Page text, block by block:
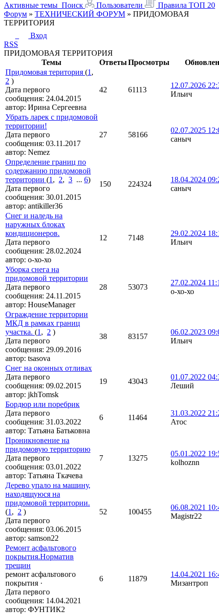
Активные темы Поиск Пользователи Правила ТОП 20
Форум » ТЕХНИЧЕСКИЙ ФОРУМ » ПРИДОМОВАЯ
ТЕРРИТОРИЯ
Вход
RSS
ПРИДОМОВАЯ ТЕРРИТОРИЯ
Темы
ОтветыПросмотры
Придомовая територия (1 ,
2 )
Дата первого
сообщения: 24.04.2015
автор: Ирина Сергеевна
42 61113
12.07.2026
Ильич
Убрать ларек с придомовой
территории!
Дата первого
сообщения: 03.11.2017
автор: Nemez
27 58166
02.07.2025
саныч
Определение границ по
содержанию придомовой
территории (1 , 2, 3 ... 6)
Дата первого
сообщения: 30.01.2015
автор: antikiller36
150 224324
18.04.2024
саныч
Снег и наледь на
наружных блоках
кондиционеров.
Дата первого
сообщения: 28.02.2024
автор: о-хо-хо
12 7148
29.02.2024
Ильич
Уборка снега на
придомовой территории
Дата первого
сообщения: 24.11.2015
автор: HouseManager
28 53073
27.02.2024
о-хо-хо
Ограждение территории
МКД в рамках границ
участка. (1 , 2 )
Дата первого
сообщения: 29.09.2016
автор: tsasova
38 83157
06.02.2023
Ильич
Снег на оконных отливах
Дата первого
сообщения: 09.02.2015
автор: jkhTomsk
19 43043
01.07.2022
Леший
Бордюр или поребрик
Дата первого
сообщения: 31.03.2022
автор: Татьяна Батьковна
6 11464
31.03.2022
Атос
Проникновение на
придомовую территорию
Дата первого
сообщения: 03.01.2022
автор: Татьяна Ткачева
7 13275
05.01.2022
kolhoznn
Дерево упало на машину,
находящуюся на
придомовой территории.
(1 , 2 )
Дата первого
сообщения: 03.06.2015
автор: samson22
52 100455
06.08.2021
Magistr22
Ремонт асфальтового
покрытия.Норматив
трещин
ремонт асфальтового
покрытия ·
Дата первого
сообщения: 14.04.2021
автор: ФУНТИК2
6 11879
14.04.2021
Мизантроп